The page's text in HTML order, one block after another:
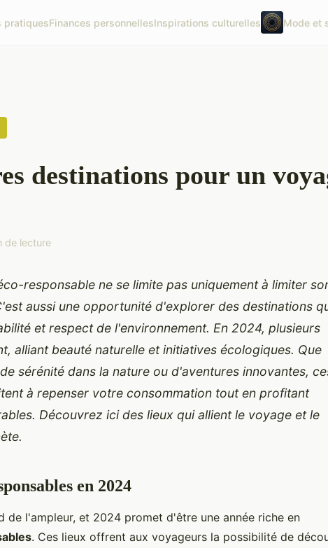
pratiquesFinances personnellesInspirations culturelles Mode et
destinations pour un
de lecture
responsable ne se limite pas uniquement à limiter
aussi une opportunité d'explorer des destinations
et respect de l'environnement. En 2024, plusieurs
alliant beauté naturelle et initiatives écologiques. Que
sérénité dans la nature ou d'aventures innovantes,
à repenser votre consommation tout en profitant
Découvrez ici des lieux qui allient le voyage et le
en 2024
de l'ampleur, et 2024 promet d'être une année riche en
. Ces lieux offrent aux voyageurs la possibilité de